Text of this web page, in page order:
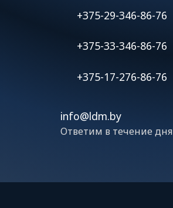
+375-29-346-86-76
+375-33-346-86-76
+375-17-276-86-76
info@ldm.by
Ответим в течение дня